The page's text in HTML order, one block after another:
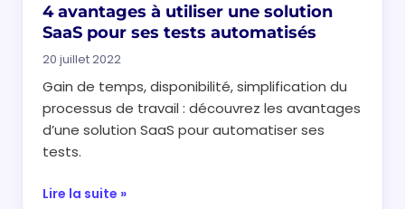
4 avantages à utiliser une solution
SaaS pour ses tests automatisés
20 juillet 2022
Gain de temps, disponibilité, simplification du
processus de travail : découvrez les avantages
d’une solution SaaS pour automatiser ses
tests.
Lire la suite »